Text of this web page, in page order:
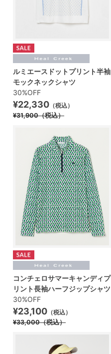
ルミエースドットプリント半袖
モックネックシャツ
30%OFF
¥22,330 （税込）
¥31,900（税込）
コンチェロサマーキャンディプ
リント長袖ハーフジップシャツ
30%OFF
¥23,100 （税込）
¥33,000（税込）